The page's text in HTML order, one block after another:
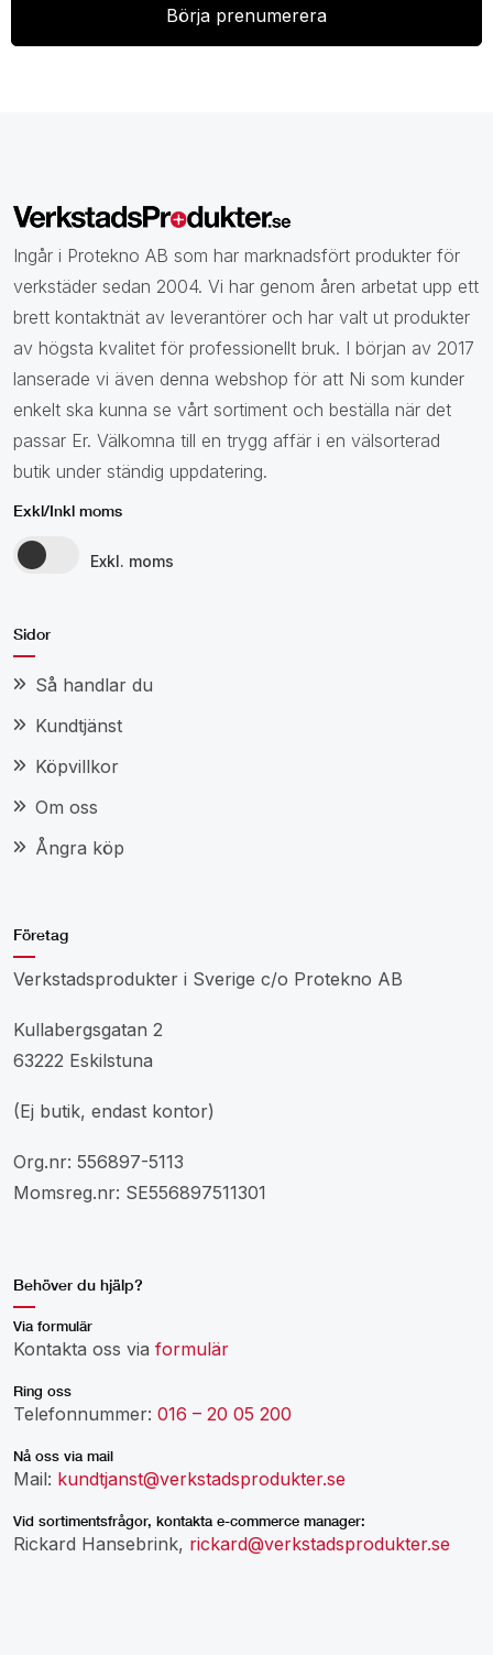
Ingår i Protekno AB som har marknadsfört produkter för
verkstäder sedan 2004. Vi har genom åren arbetat upp ett
brett kontaktnät av leverantörer och har valt ut produkter
av högsta kvalitet för professionellt bruk. I början av 2017
lanserade vi även denna webshop för att Ni som kunder
enkelt ska kunna se vårt sortiment och beställa när det
passar Er. Välkomna till en trygg affär i en välsorterad
butik under ständig uppdatering.
Exkl/Inkl moms
Exkl. moms
Sidor
Så handlar du
Kundtjänst
Köpvillkor
Om oss
Ångra köp
Företag
Verkstadsprodukter i Sverige c/o Protekno AB
Kullabergsgatan 2
63222 Eskilstuna
(Ej butik, endast kontor)
Org.nr: 556897-5113
Momsreg.nr: SE556897511301
Behöver du hjälp?
Via formulär
Kontakta oss via formulär
Ring oss
Telefonnummer: 016 – 20 05 200
Nå oss via mail
Mail: kundtjanst@verkstadsprodukter.se
Vid sortimentsfrågor, kontakta e-commerce manager:
Rickard Hansebrink, rickard@verkstadsprodukter.se